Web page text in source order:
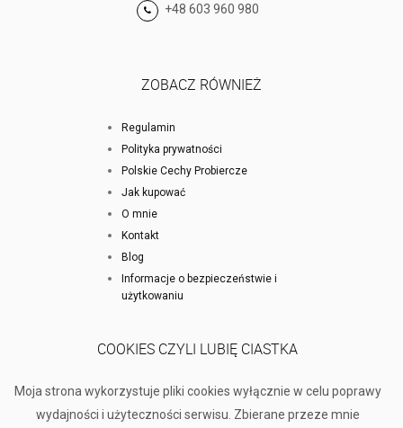
+48 603 960 980
ZOBACZ RÓWNIEŻ
Regulamin
Polityka prywatności
Polskie Cechy Probiercze
Jak kupować
O mnie
Kontakt
Blog
Informacje o bezpieczeństwie i
użytkowaniu
COOKIES CZYLI LUBIĘ CIASTKA
Moja strona wykorzystuje pliki cookies wyłącznie w celu poprawy
wydajności i użyteczności serwisu. Zbierane przeze mnie